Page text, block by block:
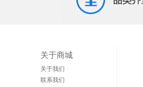
关于商城
关于我们
联系我们